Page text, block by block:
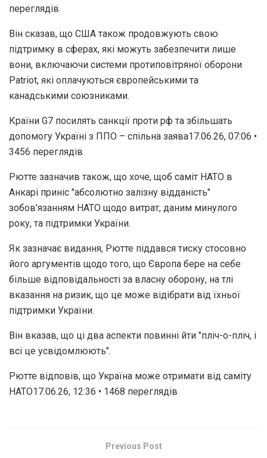
переглядiв
Він сказав, що США також продовжують свою
підтримку в сферах, які можуть забезпечити лише
вони, включаючи системи протиповітряної оборони
Patriot, які оплачуються європейськими та
канадськими союзниками.
Країни G7 посилять санкції проти рф та збільшать
допомогу Україні з ППО – спільна заява17.06.26, 07:06 •
3456 переглядiв
Рютте зазначив також, що хоче, щоб саміт НАТО в
Анкарі приніс "абсолютно залізну відданість"
зобов'язанням НАТО щодо витрат, даним минулого
року, та підтримки України.
Як зазначає видання, Рютте піддався тиску стосовно
його аргументів щодо того, що Європа бере на себе
більше відповідальності за власну оборону, на тлі
вказання на ризик, що це може відібрати від їхньої
підтримки України.
Він вказав, що ці два аспекти повинні йти "пліч-о-пліч, і
всі це усвідомлюють".
Рютте відповів, що Україна може отримати від саміту
НАТО17.06.26, 12:36 • 1468 переглядiв
Previous Post